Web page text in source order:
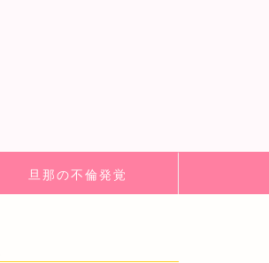
旦那の不倫発覚